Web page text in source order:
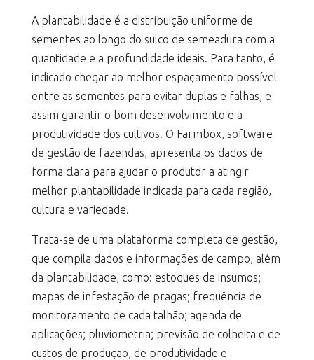
A plantabilidade é a distribuição uniforme de
sementes ao longo do sulco de semeadura com a
quantidade e a profundidade ideais. Para tanto, é
indicado chegar ao melhor espaçamento possível
entre as sementes para evitar duplas e falhas, e
assim garantir o bom desenvolvimento e a
produtividade dos cultivos. O Farmbox, software
de gestão de fazendas, apresenta os dados de
forma clara para ajudar o produtor a atingir
melhor plantabilidade indicada para cada região,
cultura e variedade.
Trata-se de uma plataforma completa de gestão,
que compila dados e informações de campo, além
da plantabilidade, como: estoques de insumos;
mapas de infestação de pragas; frequência de
monitoramento de cada talhão; agenda de
aplicações; pluviometria; previsão de colheita e de
custos de produção, de produtividade e